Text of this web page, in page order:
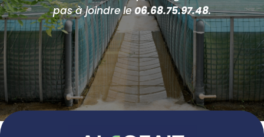
pas à joindre le06.68.75.97.48.